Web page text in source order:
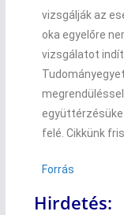
vizsgálják az
oka egyelőre
vizsgálatot
felé. Cikkünk
Forrás
Hirdetés: